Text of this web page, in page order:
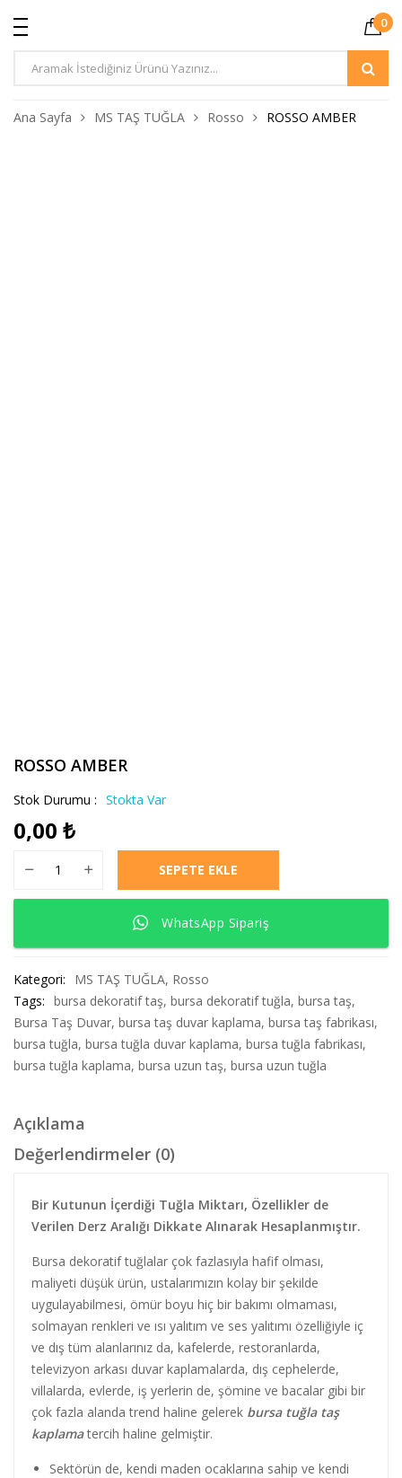
0
Ürün
Ana Sayfa MS TAŞ TUĞLA Rosso ROSSO AMBER
ROSSO AMBER
Stok Durumu : Stokta Var
0,00 ₺
SEPETE EKLE
WhatsApp Sipariş
Kategori: MS TAŞ TUĞLA, Rosso
Tags: bursa dekoratif taş, bursa dekoratif tuğla, bursa taş,
Bursa Taş Duvar, bursa taş duvar kaplama, bursa taş fabrikası,
bursa tuğla, bursa tuğla duvar kaplama, bursa tuğla fabrikası,
bursa tuğla kaplama, bursa uzun taş, bursa uzun tuğla
Açıklama
Değerlendirmeler (0)
Bir Kutunun İçerdiği Tuğla Miktarı, Özellikler de
Verilen Derz Aralığı Dikkate Alınarak Hesaplanmıştır.
Bursa dekoratif tuğlalar çok fazlasıyla hafif olması,
maliyeti düşük ürün, ustalarımızın kolay bir şekilde
uygulayabilmesi, ömür boyu hiç bir bakımı olmaması,
solmayan renkleri ve ısı yalıtım ve ses yalıtımı özelliğiyle iç
ve dış tüm alanlarınız da, kafelerde, restoranlarda,
televizyon arkası duvar kaplamalarda, dış cephelerde,
villalarda, evlerde, iş yerlerin de, şömine ve bacalar gibi bir
çok fazla alanda trend haline gelerek bursa tuğla taş
kaplamatercih haline gelmiştir.
Sektörün de, kendi maden ocaklarına sahip ve kendi